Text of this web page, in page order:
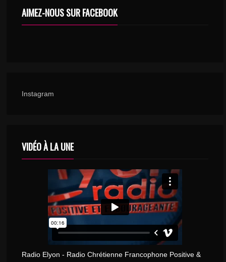
AIMEZ-NOUS SUR FACEBOOK
Instagram
VIDÉO À LA UNE
Radio Elyon - Radio Chrétienne Francophone Positive &